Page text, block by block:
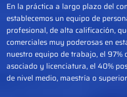
En la práctica a largo plazo del
establecemos un equipo de
profesional, de alta calificación,
comerciales muy poderosas en
nuestro equipo de trabajo, el 97%
asociado y licenciatura, el 40%
de nivel medio, maestría o